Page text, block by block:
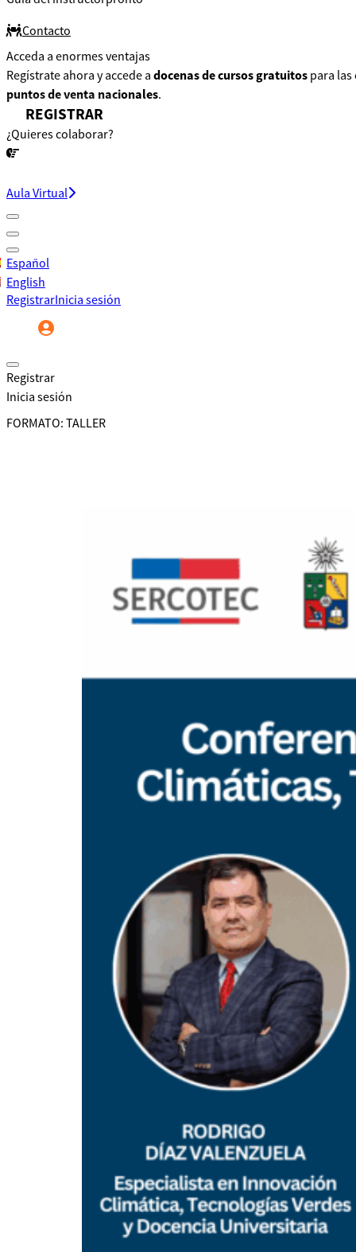
Contacto
Acceda a enormes ventajas
Regístrate ahora y accede a docenas de cursos gratuitos para
puntos de venta nacionales.
REGISTRAR
¿Quieres colaborar?
Aula Virtual
Español
English
RegistrarInicia sesión
Registrar
Inicia sesión
FORMATO: TALLER